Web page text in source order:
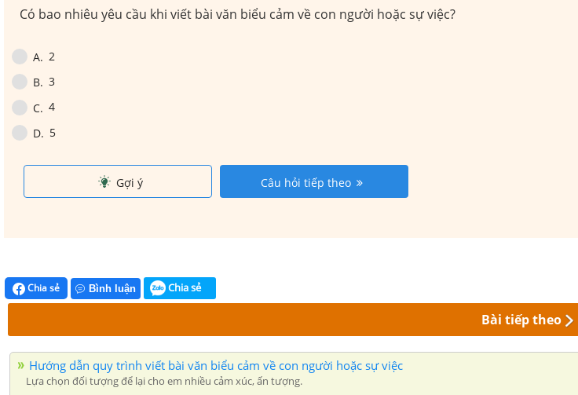
Có bao nhiêu yêu cầu khi viết bài văn biểu cảm về con người hoặc sự việc?
A. 2
B. 3
C. 4
D. 5
Gợi ý Câu hỏi tiếp theo
Chia sẻ Bình luận Chia sẻ
Bài tiếp theo
Hướng dẫn quy trình viết bài văn biểu cảm về con người hoặc sự việc
Lựa chọn đối tượng để lại cho em nhiều cảm xúc, ấn tượng.